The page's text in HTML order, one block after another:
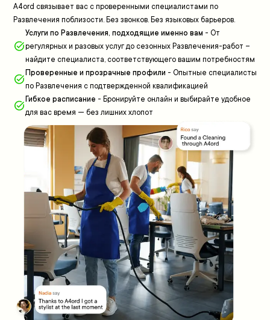
A4ord связывает вас с проверенными специалистами по
Развлечения поблизости. Без звонков. Без языковых барьеров.
Услуги по Развлечения, подходящие именно вам - От
регулярных и разовых услуг до сезонных Развлечения-работ –
найдите специалиста, соответствующего вашим потребностям
Проверенные и прозрачные профили - Опытные специалисты
по Развлечения с подтвержденной квалификацией
Гибкое расписание - Бронируйте онлайн и выбирайте удобное
для вас время — без лишних хлопот